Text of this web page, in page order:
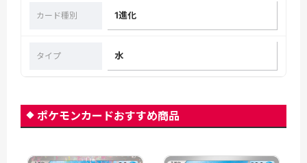
カード種別 1進化
タイプ 水
ポケモンカードおすすめ商品